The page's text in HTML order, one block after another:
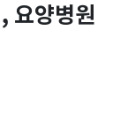
요양병원